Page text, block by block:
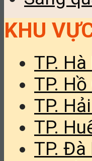
KHU
TP.
TP.
TP.
TP.
TP. Đà